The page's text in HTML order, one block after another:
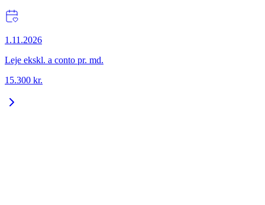
1.11.2026
Leje ekskl. a conto pr. md.
15.300 kr.